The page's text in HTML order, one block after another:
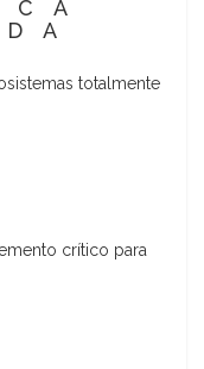
totalmente
crítico para